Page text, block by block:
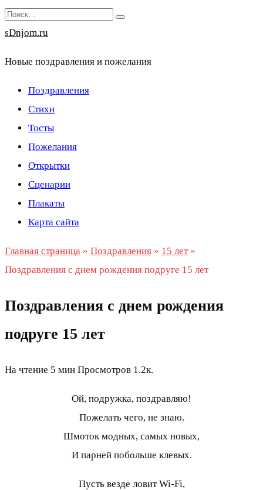
Перейти
к
Search
for:
sDnjom.ru
Новые поздравления и пожелания
Поздравления
Стихи
Тосты
Пожелания
Открытки
Сценарии
Плакаты
Карта сайта
Главная страница » Поздравления » 15 лет»
Поздравления с днем рождения подруге 15 лет
Поздравления с днем рождения
подруге 15 лет
На чтение 5 мин Просмотров 1.2к.
Ой, подружка, поздравляю!
Пожелать чего, не знаю.
Шмоток модных, самых новых,
И парней побольше клевых.
Пусть везде ловит Wi-Fi,